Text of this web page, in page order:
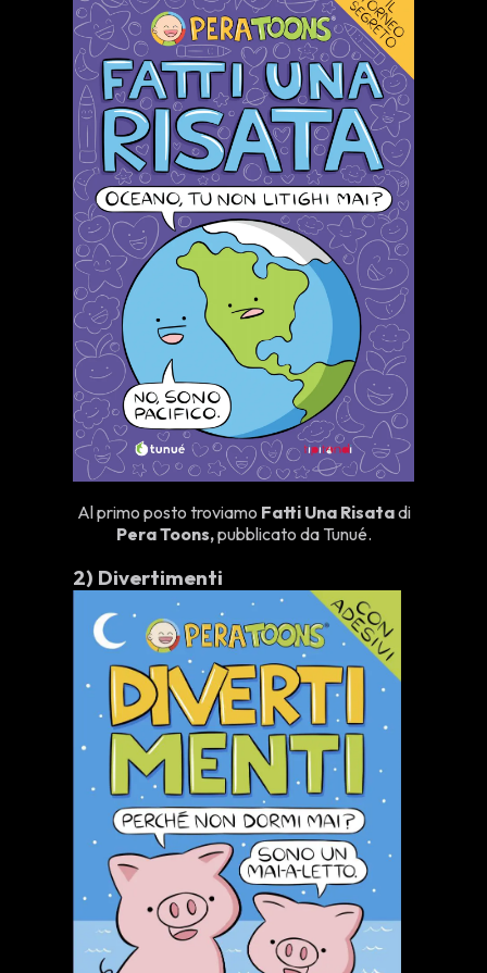
Al primo posto troviamo Fatti Una Risatadi
Pera Toons,pubblicato da Tunué.
2) Divertimenti